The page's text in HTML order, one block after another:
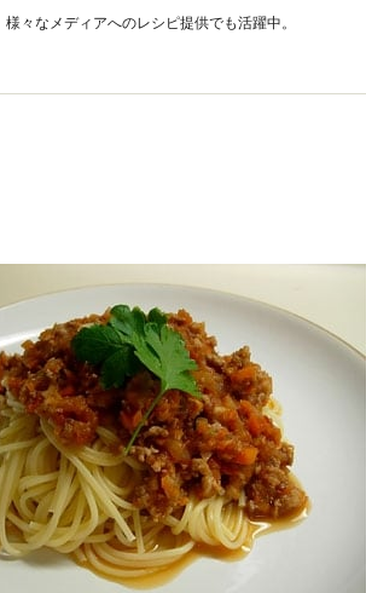
々なメディアへのレシピ提供でも活躍中。